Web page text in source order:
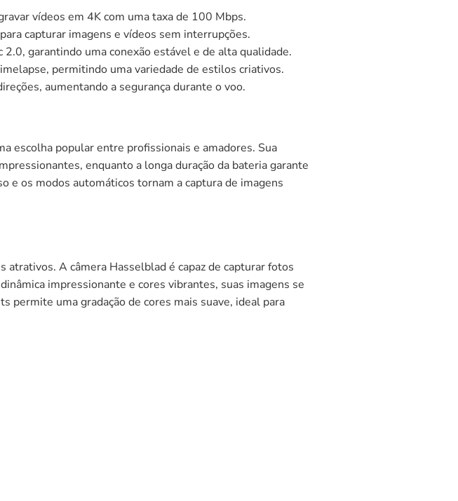
vídeos em 4K com uma taxa de 100 Mbps.
capturar imagens e vídeos sem interrupções.
garantindo uma conexão estável e de alta qualidade.
permitindo uma variedade de estilos criativos.
aumentando a segurança durante o voo.
escolha popular entre profissionais e amadores. Sua
enquanto a longa duração da bateria garante
e os modos automáticos tornam a captura de imagens
atrativos. A câmera Hasselblad é capaz de capturar fotos
impressionante e cores vibrantes, suas imagens se
permite uma gradação de cores mais suave, ideal para